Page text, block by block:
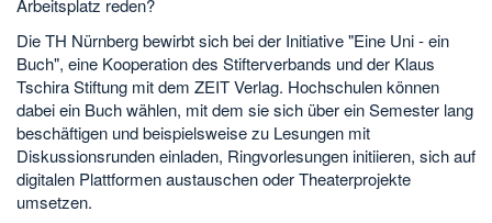
Arbeitsplatz reden?
Die TH Nürnberg bewirbt sich bei der Initiative "Eine Uni - ein
Buch", eine Kooperation des Stifterverbands und der Klaus
Tschira Stiftung mit dem ZEIT Verlag. Hochschulen können
dabei ein Buch wählen, mit dem sie sich über ein Semester lang
beschäftigen und beispielsweise zu Lesungen mit
Diskussionsrunden einladen, Ringvorlesungen initiieren, sich auf
digitalen Plattformen austauschen oder Theaterprojekte
umsetzen.